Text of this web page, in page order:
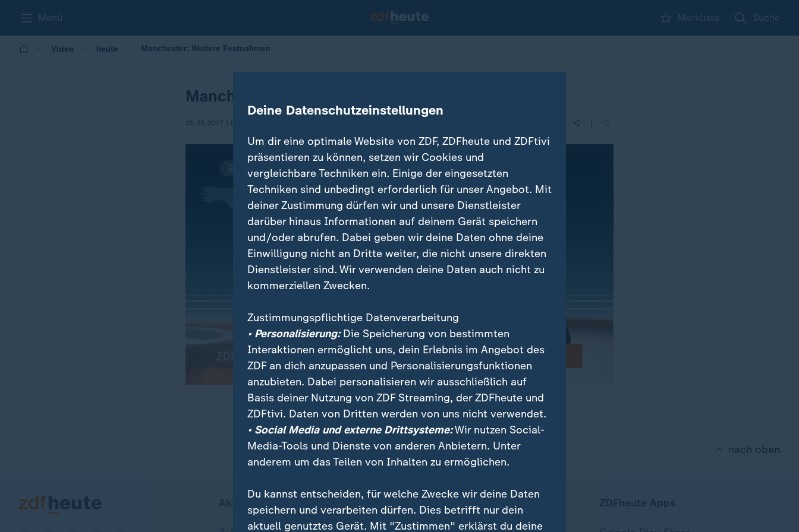
Menü Merkliste Suche
Video heute Manchester: Weitere Festnahmen
Manchester: Weitere Festnahmen
25.05.2017 | 08:15
nach oben
Aktuell bei ZDFheute ZDFheute Update
Deine Datenschutzeinstellungen
Um dir eine optimale Website von ZDF, ZDFheute und ZDFtivi
präsentieren zu können, setzen wir Cookies und
vergleichbare Techniken ein. Einige der eingesetzten
Techniken sind unbedingt erforderlich für unser Angebot. Mit
deiner Zustimmung dürfen wir und unsere Dienstleister
darüber hinaus Informationen auf deinem Gerät speichern
und/oder abrufen. Dabei geben wir deine Daten ohne deine
Einwilligung nicht an Dritte weiter, die nicht unsere direkten
Dienstleister sind. Wir verwenden deine Daten auch nicht zu
kommerziellen Zwecken.
Zustimmungspflichtige Datenverarbeitung
• Personalisierung:Die Speicherung von bestimmten
Interaktionen ermöglicht uns, dein Erlebnis im Angebot des
ZDF an dich anzupassen und Personalisierungsfunktionen
anzubieten. Dabei personalisieren wir ausschließlich auf
Basis deiner Nutzung von ZDF Streaming, der ZDFheute und
ZDFtivi. Daten von Dritten werden von uns nicht verwendet.
• Social Media und externe Drittsysteme:Wir nutzen Social-
Media-Tools und Dienste von anderen Anbietern. Unter
anderem um das Teilen von Inhalten zu ermöglichen.
Du kannst entscheiden, für welche Zwecke wir deine Daten
speichern und verarbeiten dürfen. Dies betrifft nur dein
aktuell genutztes Gerät. Mit "Zustimmen" erklärst du deine